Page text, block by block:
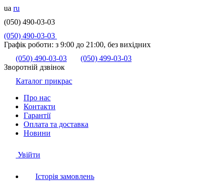
ua ru
(050) 490-03-03
(050) 490-03-03
Графік роботи: з 9:00 до 21:00, без вихідних
(050) 490-03-03
(050) 499-03-03
Зворотній дзвінок
Каталог прикрас
Про нас
Контакти
Гарантії
Оплата та доставка
Новини
Увійти
Історія замовлень